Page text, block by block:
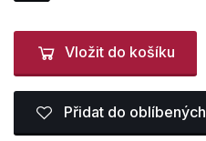
Vložit do košíku
Přidat do oblíbených